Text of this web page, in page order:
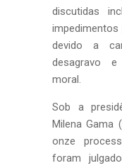
discutidas
devido a
desagravo e
moral.
Sob a
Milena Gama
onze
foram